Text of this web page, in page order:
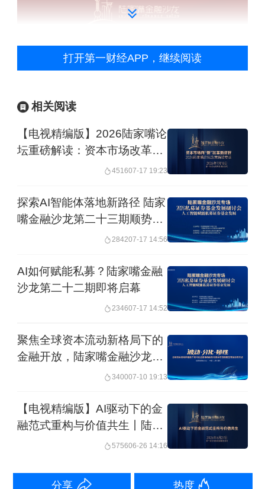
打开第一财经APP，继续阅读
相关阅读
【电视精编版】2026陆家嘴论
坛重磅解读：资本市场改革提
速，赋能新质生产力发展丨陆
451607-17 19:23
探索AI智能体落地新路径 陆家
嘴金融沙龙第二十三期顺势启
284207-17 14:56
AI如何赋能私募？陆家嘴金融
沙龙第二十二期即将启幕
234607-17 14:52
聚焦全球资本流动新格局下的
金融开放，陆家嘴金融沙龙
2026年第二十一期重磅来袭
340007-10 19:13
【电视精编版】AI驱动下的金
融范式重构与价值共生丨陆家
575606-26 14:16
分享 热度